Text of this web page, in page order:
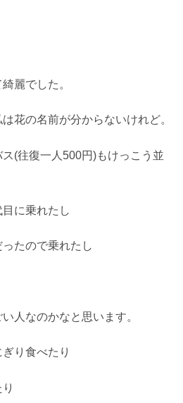
麗でした。
花の名前が分からないけれど。
(往復一人500円)もけっこう並
に乗れたし
たので乗れたし
人なのかなと思います。
り食べたり